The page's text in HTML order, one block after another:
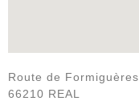
Route de Formiguères
66210 REAL